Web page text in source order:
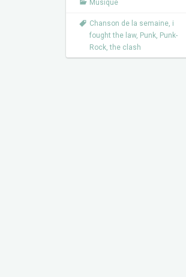
Musique
Chanson de la semaine, i
fought the law, Punk, Punk-
Rock,the clash